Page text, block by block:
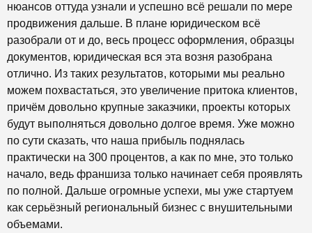
нюансов оттуда узнали и успешно всё решали по мере
продвижения дальше. В плане юридическом всё
разобрали от и до, весь процесс оформления, образцы
документов, юридическая вся эта возня разобрана
отлично. Из таких результатов, которыми мы реально
можем похвастаться, это увеличение притока клиентов,
причём довольно крупные заказчики, проекты которых
будут выполняться довольно долгое время. Уже можно
по сути сказать, что наша прибыль поднялась
практически на 300 процентов, а как по мне, это только
начало, ведь франшиза только начинает себя проявлять
по полной. Дальше огромные успехи, мы уже стартуем
как серьёзный региональный бизнес с внушительными
объемами.